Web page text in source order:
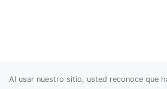
Al usar nuestro sitio, usted reconoce que